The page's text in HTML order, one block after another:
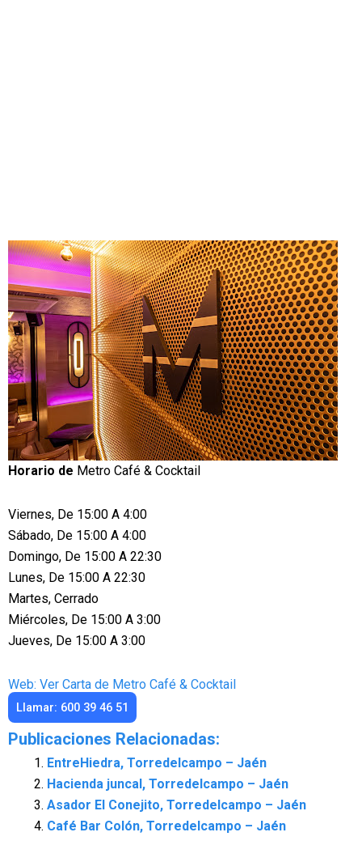
Horario de Metro Café & Cocktail
Viernes, De 15:00 A 4:00
Sábado, De 15:00 A 4:00
Domingo, De 15:00 A 22:30
Lunes, De 15:00 A 22:30
Martes, Cerrado
Miércoles, De 15:00 A 3:00
Jueves, De 15:00 A 3:00
Web: Ver Carta de Metro Café & Cocktail
Llamar: 600 39 46 51
Publicaciones Relacionadas:
EntreHiedra, Torredelcampo – Jaén
Hacienda juncal, Torredelcampo – Jaén
Asador El Conejito, Torredelcampo – Jaén
Café Bar Colón, Torredelcampo – Jaén